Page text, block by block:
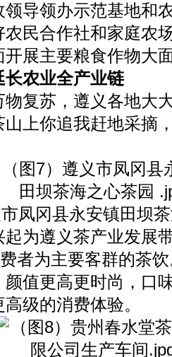
导领办示范基地和
农民合作社和家庭农
展主要粮食作物大
农业全产业链
苏，遵义各地大
上你追我赶地采摘
冈县永安镇田坝茶
遵义茶产业发展
者为主要客群的茶
值更高更时尚，口
级的消费体验。